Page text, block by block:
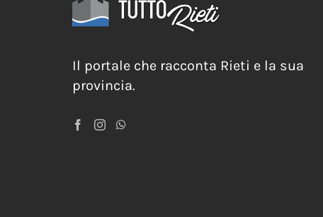
Il portale che racconta Rieti e la sua
provincia.